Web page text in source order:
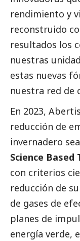
rendimiento y
reconstruido
resultados los
nuestras
estas nuevas
nuestra red de
En 2023,
reducción de
invernadero
Science Based
con criterios
reducción de
de gases de
planes de
energía verde,